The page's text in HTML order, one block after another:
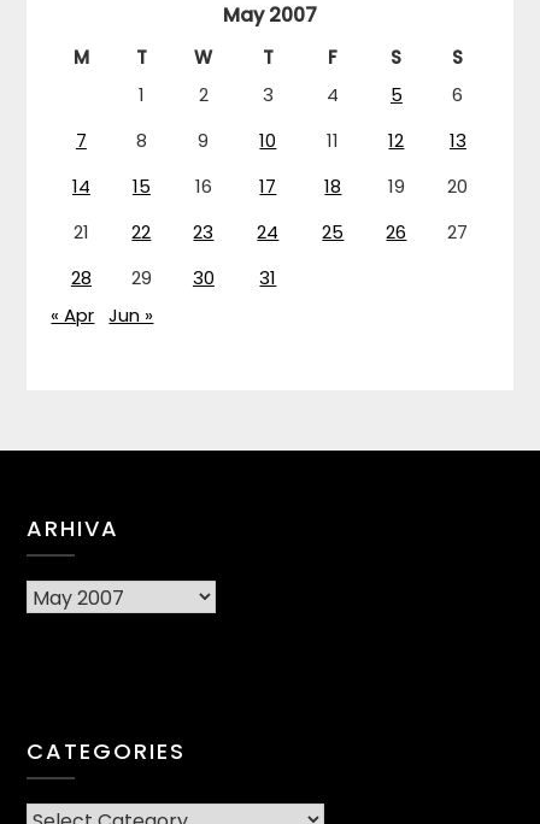
May 2007
M T W T F S
S
1
2 3 4 5
6
7
8 9 10 11 12
13
14
15 16 17 18 19
20
21
22 23 24 25 26
27
28
29 30
31
« Apr Jun »
ARHIVA
Arhiva
CATEGORIES
CATEGORIES